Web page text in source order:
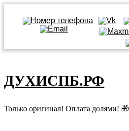
содержимому
ДУХИСПБ.РФ
Только оригинал! Оплата долями! 🎁